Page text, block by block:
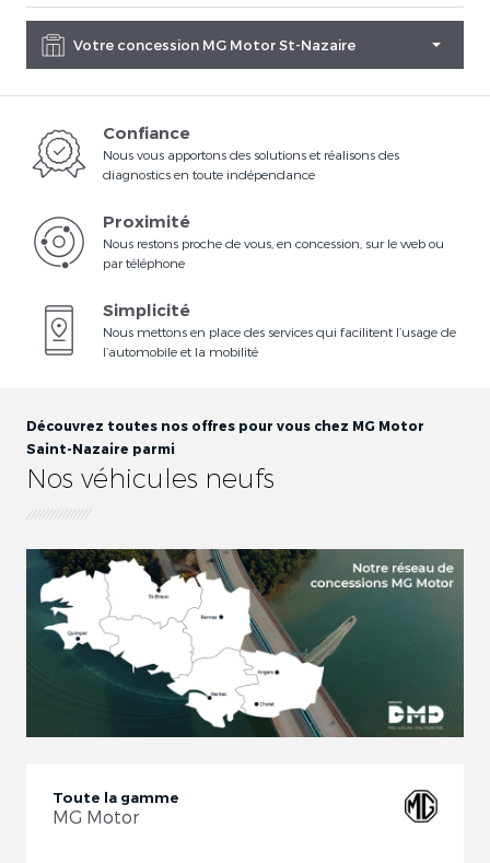
Votre concession MG Motor St-Nazaire
Confiance
Nous vous apportons des solutions et réalisons des
diagnostics en toute indépendance
Proximité
Nous restons proche de vous, en concession, sur le web ou
par téléphone
Simplicité
Nous mettons en place des services qui facilitent l’usage de
l’automobile et la mobilité
Découvrez toutes nos offres pour vous chez MG Motor
Saint-Nazaire parmi
Nos véhicules neufs
Toute la gamme
MG Motor